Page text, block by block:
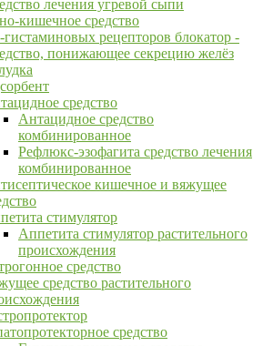
лечения угревой сыпи
кишечное средство
гистаминовых рецепторов блокатор -
понижающее секрецию желёз
средство
Антацидное средство
комбинированное
Рефлюкс-эзофагита средство лечения
комбинированное
кишечное и вяжущее
стимулятор
Аппетита стимулятор растительного
происхождения
средство
средство растительного
средство